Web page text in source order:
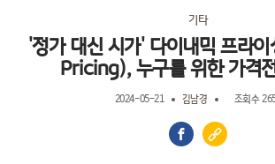
기타
'정가 대신 시가' 다이내믹 프라
Pricing), 누구를 위한 가격
2024-05-21 김남경 조회수